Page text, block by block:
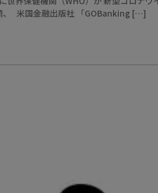
、 米国金融出版社 「GOBanking […]